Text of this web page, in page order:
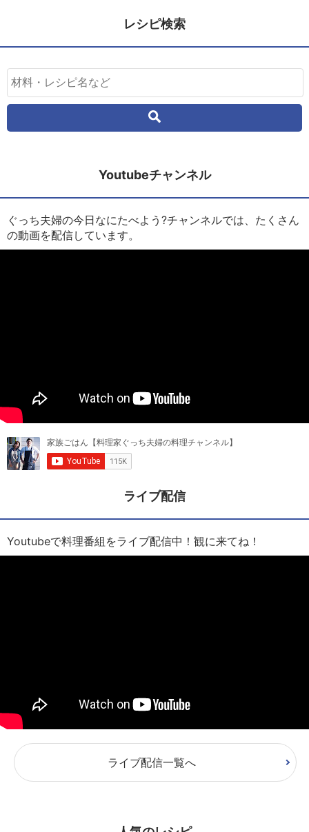
レシピ検索
Youtubeチャンネル
ぐっち夫婦の今日なにたべよう?チャンネルでは、たくさん
の動画を配信しています。
ライブ配信
Youtubeで料理番組をライブ配信中！観に来てね！
ライブ配信一覧へ